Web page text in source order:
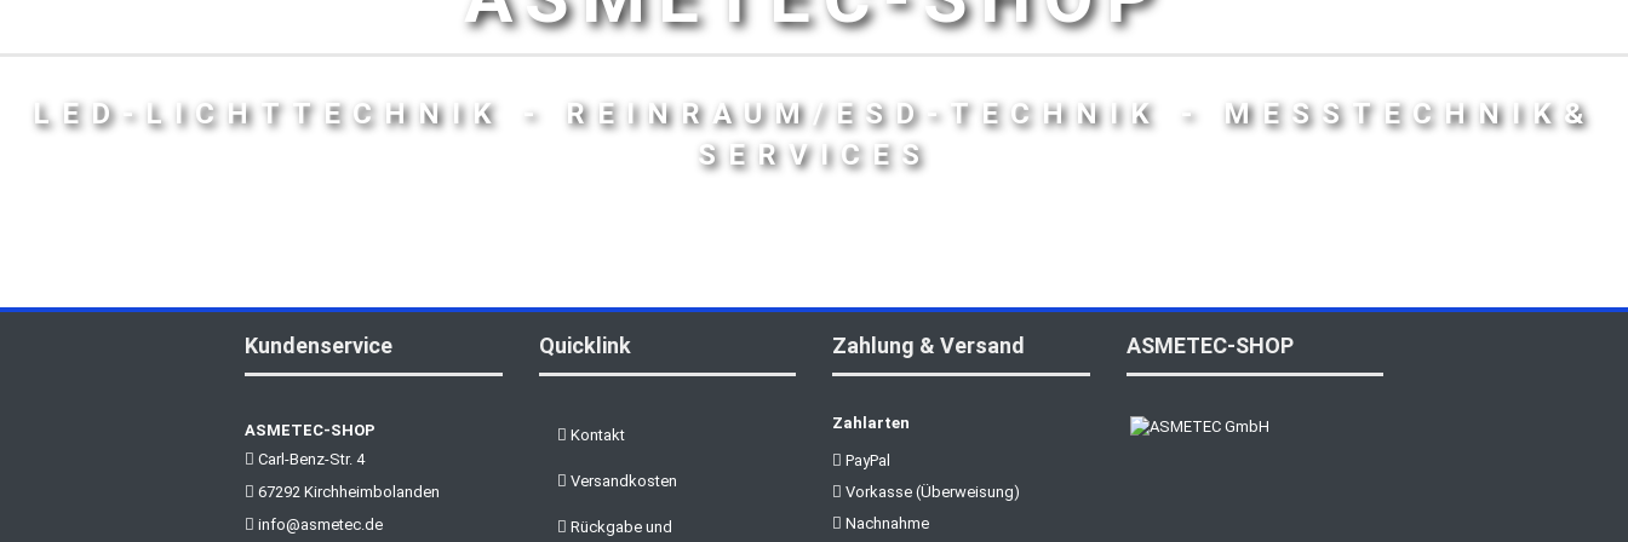
LED-LICHTTECHNIK - REINRAUM/ESD-TECHNIK - MESSTECHNIK&
SERVICES
Kundenservice
ASMETEC-SHOP
Carl-Benz-Str. 4
67292 Kirchheimbolanden
info@asmetec.de
Quicklink
Kontakt
Versandkosten
Rückgabe und
Zahlung & Versand
Zahlarten
PayPal
Vorkasse (Überweisung)
Nachnahme
ASMETEC-SHOP